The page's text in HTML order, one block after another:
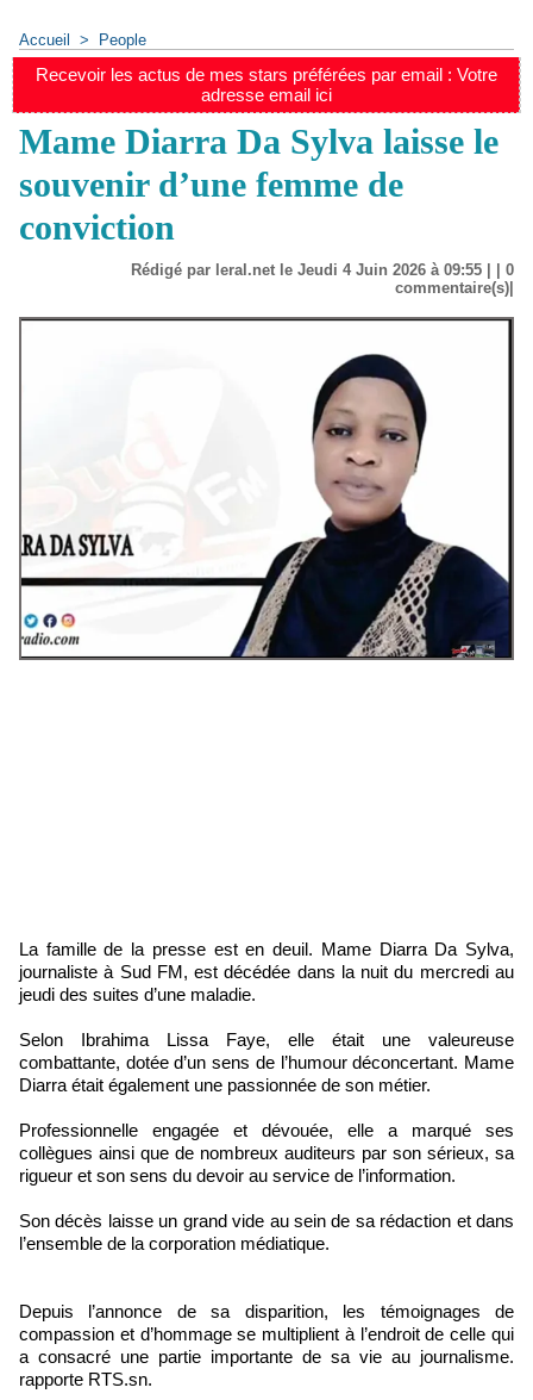
Accueil > People
Recevoir les actus de mes stars préférées par email : Votre
adresse email ici
Mame Diarra Da Sylva laisse le
souvenir d’une femme de
conviction
Rédigé par leral.net le Jeudi 4 Juin 2026 à 09:55 | | 0
commentaire(s)|
La famille de la presse est en deuil. Mame Diarra Da Sylva,
journaliste à Sud FM, est décédée dans la nuit du mercredi au
jeudi des suites d’une maladie.
Selon Ibrahima Lissa Faye, elle était une valeureuse
combattante, dotée d’un sens de l’humour déconcertant. Mame
Diarra était également une passionnée de son métier.
Professionnelle engagée et dévouée, elle a marqué ses
collègues ainsi que de nombreux auditeurs par son sérieux, sa
rigueur et son sens du devoir au service de l’information.
Son décès laisse un grand vide au sein de sa rédaction et dans
l’ensemble de la corporation médiatique.
Depuis l’annonce de sa disparition, les témoignages de
compassion et d’hommage se multiplient à l’endroit de celle qui
a consacré une partie importante de sa vie au journalisme.
rapporte RTS.sn.